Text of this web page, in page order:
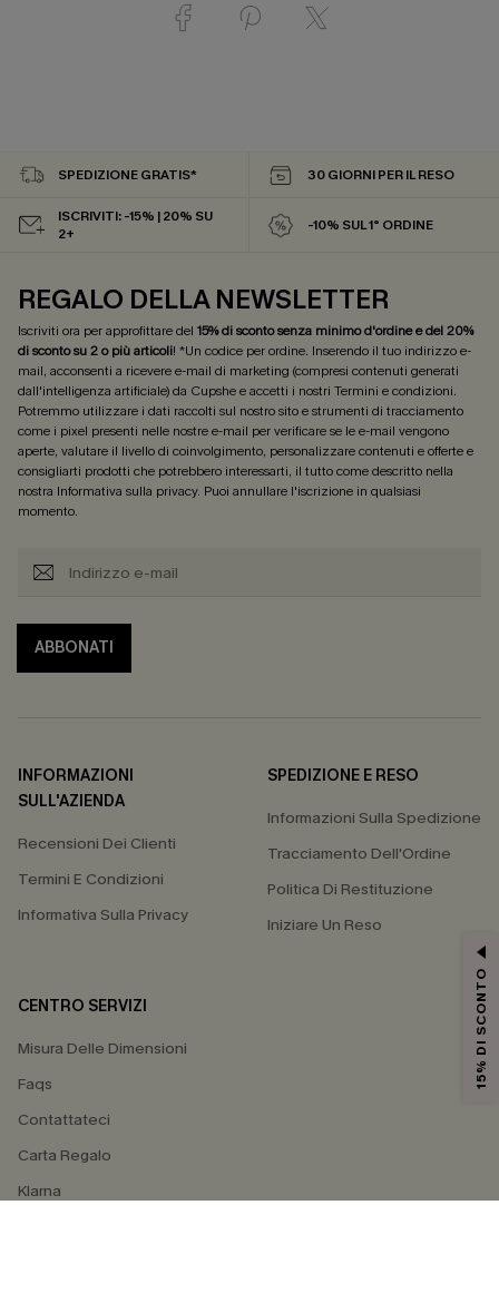
SPEDIZIONE GRATIS* 30 GIORNI PER IL RESO
ISCRIVITI: -15% | 20% SU
2+
-10% SUL 1° ORDINE
REGALO DELLA NEWSLETTER
Iscriviti ora per approfittare del 15% di sconto senza minimo d'ordine e del 20%
di sconto su 2 o più articoli! *Un codice per ordine. Inserendo il tuo indirizzo e-
mail, acconsenti a ricevere e-mail di marketing (compresi contenuti generati
dall'intelligenza artificiale) da Cupshe e accetti i nostri Termini e condizioni.
Potremmo utilizzare i dati raccolti sul nostro sito e strumenti di tracciamento
come i pixel presenti nelle nostre e-mail per verificare se le e-mail vengono
aperte, valutare il livello di coinvolgimento, personalizzare contenuti e offerte e
consigliarti prodotti che potrebbero interessarti, il tutto come descritto nella
nostra Informativa sulla privacy. Puoi annullare l'iscrizione in qualsiasi
momento.
ABBONATI
INFORMAZIONI
SULL'AZIENDA
Recensioni Dei Clienti
Termini E Condizioni
Informativa Sulla Privacy
SPEDIZIONE E RESO
Informazioni Sulla Spedizione
Tracciamento Dell'Ordine
Politica Di Restituzione
Iniziare Un Reso
CENTRO SERVIZI
Misura Delle Dimensioni
Faqs
Contattateci
Carta Regalo
Klarna
15% DI SCONTO